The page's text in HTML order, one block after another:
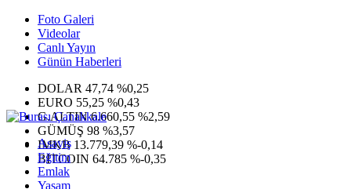
Foto Galeri
Videolar
Canlı Yayın
Günün Haberleri
DOLAR 47,74 %0,25
EURO 55,25 %0,43
G.ALTIN6.660,55 %2,59
GÜMÜŞ 98 %3,57
IMKB 13.779,39 %-0,14
BITCOIN 64.785 %-0,35
Asayiş
Eğitim
Emlak
Yaşam